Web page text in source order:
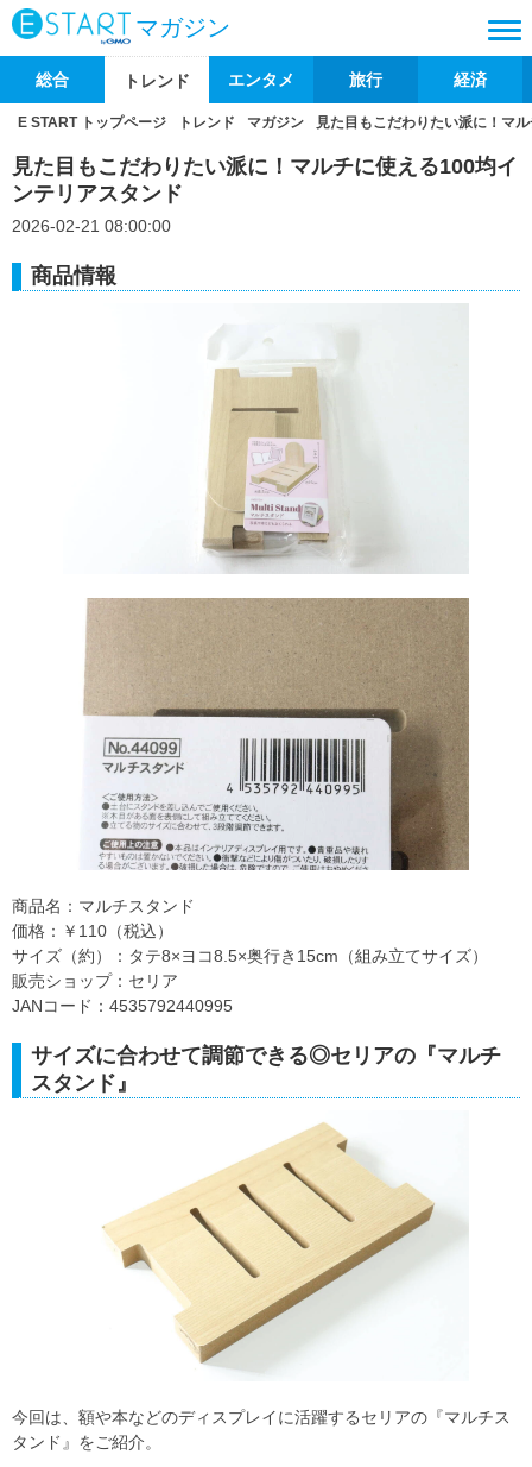
マガジン
総合 トレンド エンタメ 旅行 経済
E START トップページ トレンド マガジン 見た目もこだわりたい派に！マ
見た目もこだわりたい派に！マルチに使える100均イ
ンテリアスタンド
2026-02-21 08:00:00
商品情報
商品名：マルチスタンド
価格：￥110（税込）
サイズ（約）：タテ8×ヨコ8.5×奥行き15cm（組み立てサイズ）
販売ショップ：セリア
JANコード：4535792440995
サイズに合わせて調節できる◎セリアの『マルチ
スタンド』
今回は、額や本などのディスプレイに活躍するセリアの『マルチス
タンド』をご紹介。